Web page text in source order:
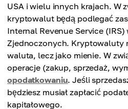
USA i wielu innych krajach. W
kryptowalut będą podlegać
Internal Revenue Service (IRS)
Zjednoczonych. Kryptowaluty
waluta, lecz jako mienie. W
operacje (zakup, sprzedaż,
opodatkowaniu. Jeśli
będziesz musiał zapłacić
kapitałowego.